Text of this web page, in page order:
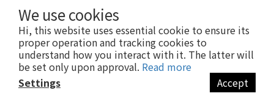
We use cookies
Hi, this website uses essential cookie to ensure its
proper operation and tracking cookies to
understand how you interact with it. The latter will
be set only upon approval. Read more
Settings
Accept
Jabra/Kensington/PowerA/Ergotron/HAVIT 2026 總代理，先聲數位服務有限公司版權所有 © 2026 EN-